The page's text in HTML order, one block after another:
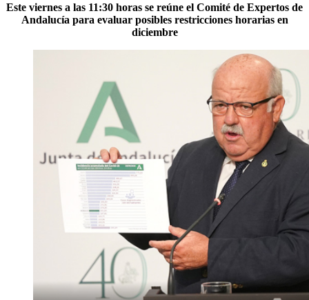
Este viernes a las 11:30 horas se reúne el Comité de Expertos de
Andalucía para evaluar posibles restricciones horarias en
diciembre